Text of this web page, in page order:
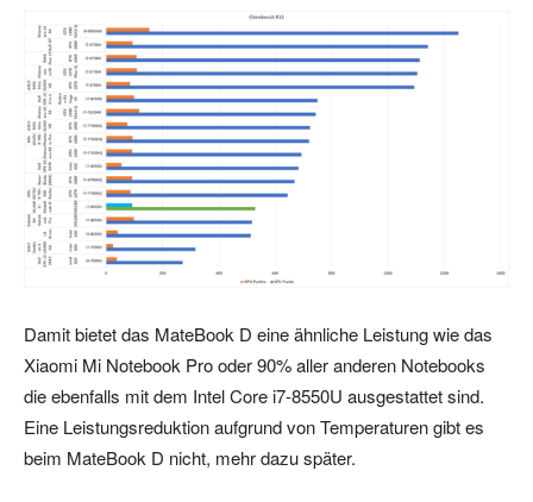
Damit bietet das MateBook D eine ähnliche Leistung wie das
Xiaomi Mi Notebook Pro oder 90% aller anderen Notebooks
die ebenfalls mit dem Intel Core i7-8550U ausgestattet sind.
Eine Leistungsreduktion aufgrund von Temperaturen gibt es
beim MateBook D nicht, mehr dazu später.